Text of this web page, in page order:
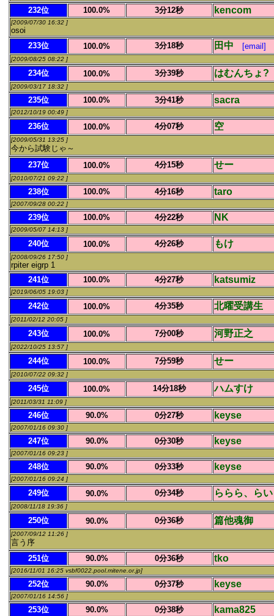
232位
100.0% 3分12秒 kencom
[2009/07/30 16:32 ]
osoi
233位
100.0% 3分18秒 田中 [email]
[2009/08/25 08:22 ]
234位 100.0% 3分39秒 はむんちょ?
[2009/03/17 18:32 ]
235位 100.0% 3分41秒 sacra
[2012/10/19 00:49 ]
236位 100.0% 4分07秒 空
[2009/05/31 13:25 ]
今から試験じゃ～
237位
100.0% 4分15秒 せー
[2010/07/21 09:22 ]
238位 100.0% 4分16秒 taro
[2007/09/28 00:22 ]
239位 100.0% 4分22秒 NK
[2009/05/07 14:13 ]
240位 100.0% 4分26秒 もけ
[2008/09/26 17:50 ]
rpiter eigrp 1
241位
100.0% 4分27秒 katsumiz
[2019/06/05 19:03 ]
242位 100.0% 4分35秒 北曜受講生
[2011/02/12 20:05 ]
243位 100.0% 7分00秒 河野正之
[2022/10/25 13:57 ]
244位 100.0% 7分59秒 せー
[2010/07/22 09:32 ]
245位 100.0% 14分18秒 ハムすけ
[2011/03/31 11:09 ]
246位 90.0% 0分27秒 keyse
[2007/01/16 09:30 ]
247位 90.0% 0分30秒 keyse
[2007/01/16 09:23 ]
248位 90.0% 0分33秒 keyse
[2007/01/16 09:24 ]
249位 90.0% 0分34秒 ららら、らい
[2008/11/18 19:36 ]
250位 90.0% 0分36秒 篇他魂御
[2007/09/12 11:26 ]
言う序
251位
90.0% 0分36秒 tko
[2016/11/01 16:25 vsbf0022.pool.mitene.or.jp]
252位 90.0% 0分37秒 keyse
[2007/01/16 14:56 ]
253位 90.0% 0分38秒 kama825